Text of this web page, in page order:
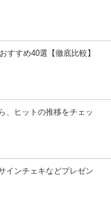
すすめ40選【徹底比較】
、ヒットの推移をチェッ
インチェキなどプレゼン